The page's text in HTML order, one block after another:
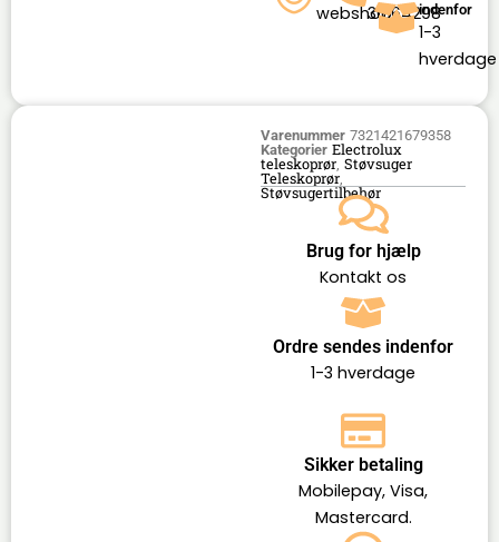
webshop36164298indenfor
1-3
hverdage
Varenummer 7321421679358
Kategorier Electrolux
teleskoprør, Støvsuger
Teleskoprør,
Støvsugertilbehør
Brug for hjælp
Kontakt os
Ordre sendes indenfor
1-3 hverdage
Sikker betaling
Mobilepay, Visa,
Mastercard.